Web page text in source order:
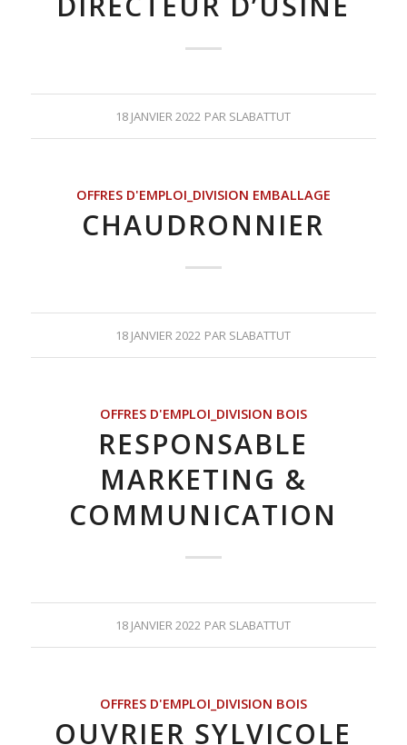
18 JANVIER 2022 PAR SLABATTUT
OFFRES D'EMPLOI_DIVISION EMBALLAGE
CHAUDRONNIER
18 JANVIER 2022 PAR SLABATTUT
OFFRES D'EMPLOI_DIVISION BOIS
RESPONSABLE
MARKETING &
COMMUNICATION
18 JANVIER 2022 PAR SLABATTUT
OFFRES D'EMPLOI_DIVISION BOIS
OUVRIER SYLVICOLE